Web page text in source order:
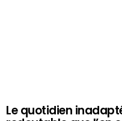
Le quotidien